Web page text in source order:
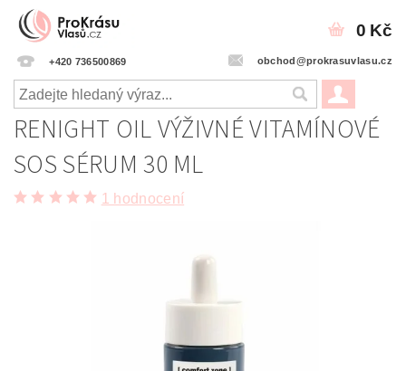
+420 736500869 obchod@prokrasuvlasu.cz
0 Kč
RENIGHT OIL VÝŽIVNÉ VITAMÍNOVÉ
SOS SÉRUM 30 ML
1 hodnocení